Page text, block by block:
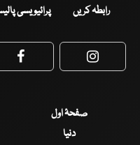
رابطہ کریں پرائیویسی
Facebook
صفحۂ اول
دنیا